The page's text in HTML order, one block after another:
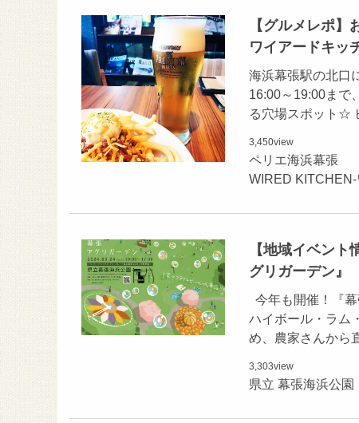
【グルメレポ
ワイアードキッ
海浜幕張駅の北口
16:00～19:00まで
る穴場スポット☆
3,450view
ペリエ海浜幕張
WIRED
【地域イベン
グリガーデン』
今年も開催！『
ハイボール・ラム
め、農家さんから
3,303view
県立 幕張海浜公園